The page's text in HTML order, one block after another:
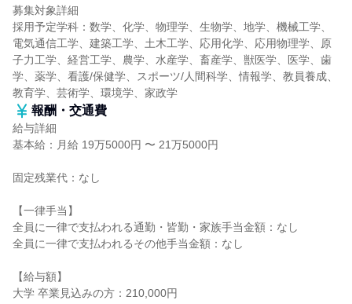
募集対象詳細
採用予定学科：数学、化学、物理学、生物学、地学、機械工学、
電気通信工学、建築工学、土木工学、応用化学、応用物理学、原
子力工学、経営工学、農学、水産学、畜産学、獣医学、医学、歯
学、薬学、看護/保健学、スポーツ/人間科学、情報学、教員養成、
教育学、芸術学、環境学、家政学
報酬・交通費
給与詳細
基本給：月給 19万5000円 〜 21万5000円
固定残業代：なし
【一律手当】
全員に一律で支払われる通勤・皆勤・家族手当金額：なし
全員に一律で支払われるその他手当金額：なし
【給与額】
大学 卒業見込みの方：210,000円